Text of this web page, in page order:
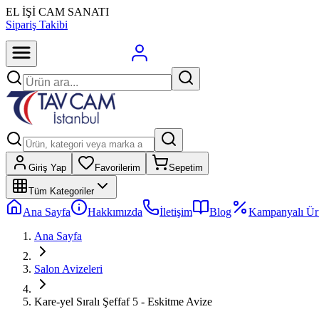
EL İŞİ CAM SANATI
Sipariş Takibi
Giriş Yap Favorilerim Sepetim
Tüm Kategoriler
Ana Sayfa Hakkımızda İletişim Blog
Kampanyalı
Ana Sayfa
Salon Avizeleri
Kare-yel Sıralı Şeffaf 5 - Eskitme Avize